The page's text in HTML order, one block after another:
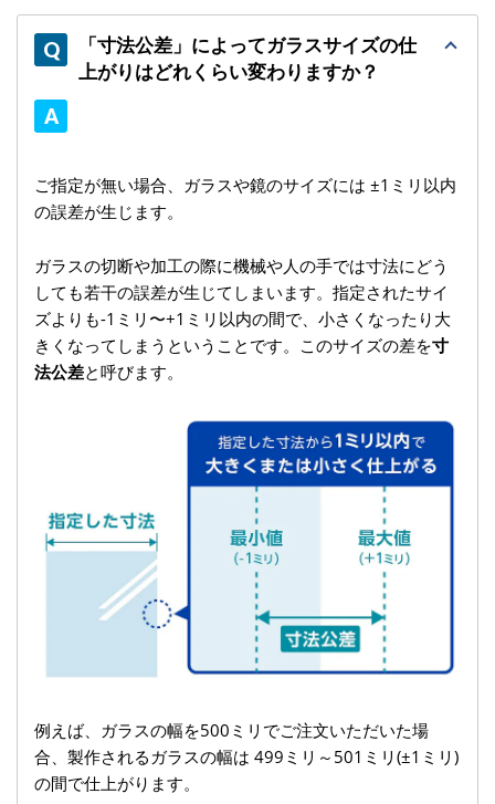
「寸法公差」によってガラスサイズの仕
上がりはどれくらい変わりますか？
ご指定が無い場合、ガラスや鏡のサイズには ±1ミリ以内
の誤差が生じます。
ガラスの切断や加工の際に機械や人の手では寸法にどう
しても若干の誤差が生じてしまいます。指定されたサイ
ズよりも-1ミリ〜+1ミリ以内の間で、小さくなったり大
きくなってしまうということです。このサイズの差を寸
法公差と呼びます。
例えば、ガラスの幅を500ミリでご注文いただいた場
合、製作されるガラスの幅は 499ミリ～501ミリ(±1ミリ)
の間で仕上がります。